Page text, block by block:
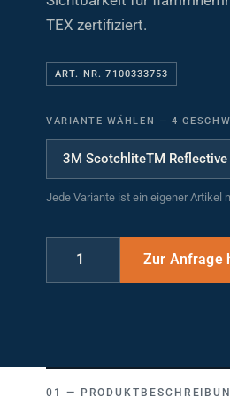
TEX zertifiziert.
ART.-NR. 7100333753
VARIANTE WÄHLEN 4
Jede Variante ist ein eigener